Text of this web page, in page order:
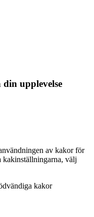
upplevelse
av kakor för
kakinställningarna, välj
kakor